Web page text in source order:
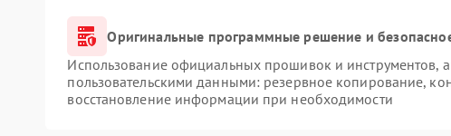
Оригинальные программные решение и
Использование официальных прошивок и инструментов,
пользовательскими данными: резервное копирование,
восстановление информации при необходимости